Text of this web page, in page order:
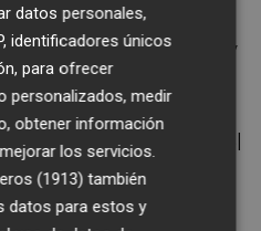
por la asesoría
Delta Asesores
y
InmoKing Real
adquisiciones de
primer trimestre del
de búsqueda
datos personales,
identificadores únicos
para ofrecer
personalizados, medir
obtener información
los servicios.
(1913) también
datos para estos y